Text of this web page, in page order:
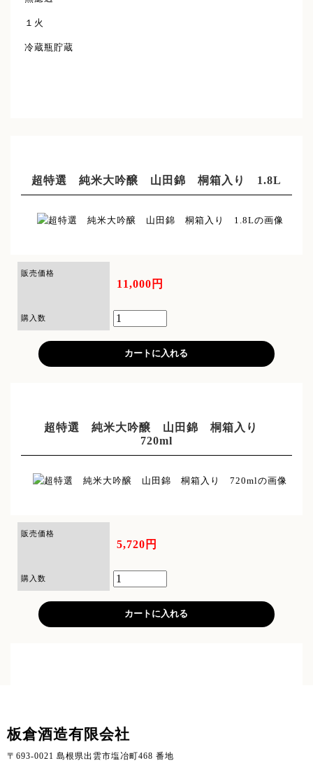
１火
冷蔵瓶貯蔵
超特選 純米大吟醸 山田錦 桐箱入り 1.8L
販売価格
11,000円
購入数
超特選 純米大吟醸 山田錦 桐箱入り
720ml
販売価格
5,720円
購入数
板倉酒造有限会社
〒693-0021 島根県出雲市塩冶町468 番地